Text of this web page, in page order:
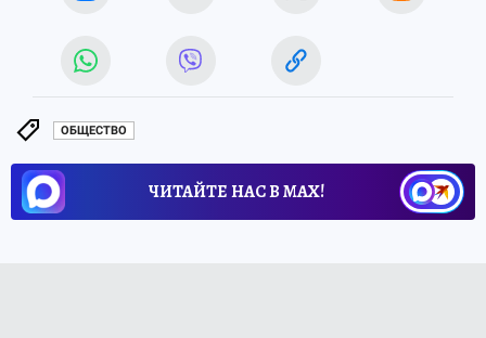
ОБЩЕСТВО
ЧИТАЙТЕ НАС В МАХ!